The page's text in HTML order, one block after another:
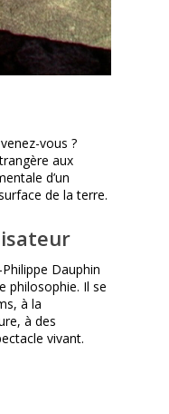
vous ?
aux
d’un
de la terre.
Dauphin
philosophie. Il se
à la
à des
vivant.